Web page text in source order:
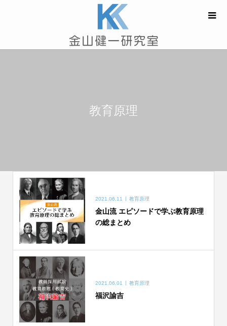
教育原理
2021.06.11 教育原理
金山流 エピソードで学ぶ教育原理
の総まとめ
2021.06.01 教育原理
福沢諭吉